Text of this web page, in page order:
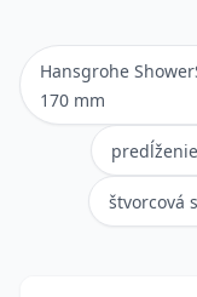
Hansgrohe
170 mm
štvorcová